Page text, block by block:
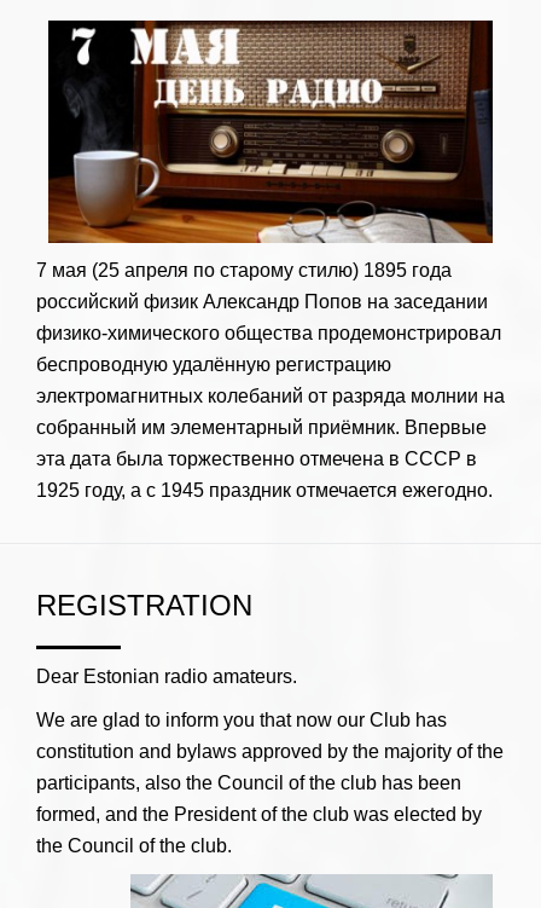
7 мая (25 апреля по старому стилю) 1895 года
российский физик Александр Попов на заседании
физико-химического общества продемонстрировал
беспроводную удалённую регистрацию
электромагнитных колебаний от разряда молнии на
собранный им элементарный приёмник. Впервые
эта дата была торжественно отмечена в СССР в
1925 году, а с 1945 праздник отмечается ежегодно.
REGISTRATION
Dear Estonian radio amateurs.
We are glad to inform you that now our Club has
constitution and bylaws approved by the majority of the
participants, also the Council of the club has been
formed, and the President of the club was elected by
the Council of the club.